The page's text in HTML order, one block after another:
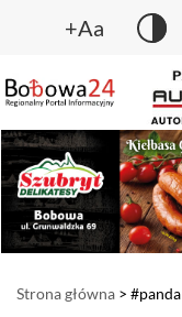
+Aa
Strona główna > #panda